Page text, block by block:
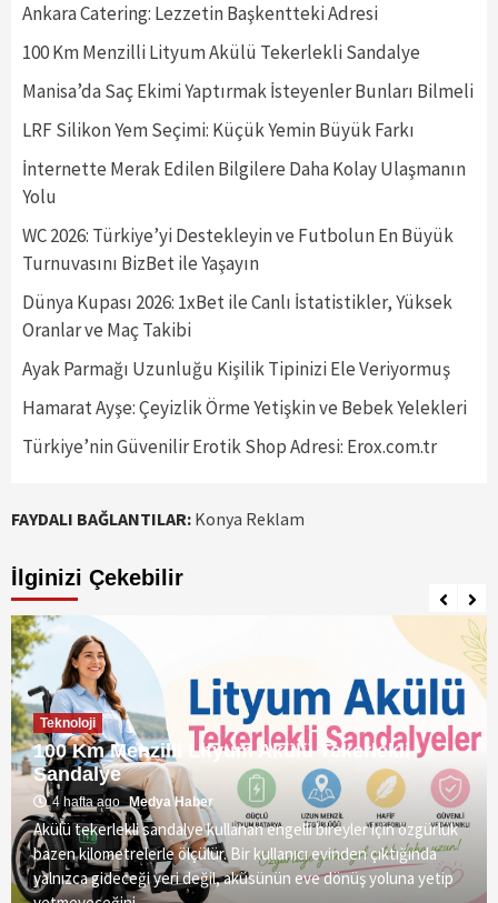
Ankara Catering: Lezzetin Başkentteki Adresi
100 Km Menzilli Lityum Akülü Tekerlekli Sandalye
Manisa’da Saç Ekimi Yaptırmak İsteyenler Bunları Bilmeli
LRF Silikon Yem Seçimi: Küçük Yemin Büyük Farkı
İnternette Merak Edilen Bilgilere Daha Kolay Ulaşmanın
Yolu
WC 2026: Türkiye’yi Destekleyin ve Futbolun En Büyük
Turnuvasını BizBet ile Yaşayın
Dünya Kupası 2026: 1xBet ile Canlı İstatistikler, Yüksek
Oranlar ve Maç Takibi
Ayak Parmağı Uzunluğu Kişilik Tipinizi Ele Veriyormuş
Hamarat Ayşe: Çeyizlik Örme Yetişkin ve Bebek Yelekleri
Türkiye’nin Güvenilir Erotik Shop Adresi: Erox.com.tr
FAYDALI BAĞLANTILAR: Konya Reklam
İlginizi Çekebilir
Teknoloji
100 Km Menzilli Lityum Akülü Tekerlekli
Sandalye
4 hafta ago Medya Haber
Akülü tekerlekli sandalye kullanan engelli bireyler için özgürlük
bazen kilometrelerle ölçülür. Bir kullanıcı evinden çıktığında
yalnızca gideceği yeri değil, aküsünün eve dönüş yoluna yetip